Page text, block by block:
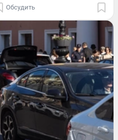
Обсудить